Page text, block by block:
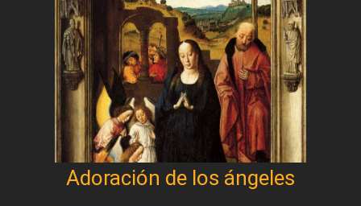
Adoración de los ángeles